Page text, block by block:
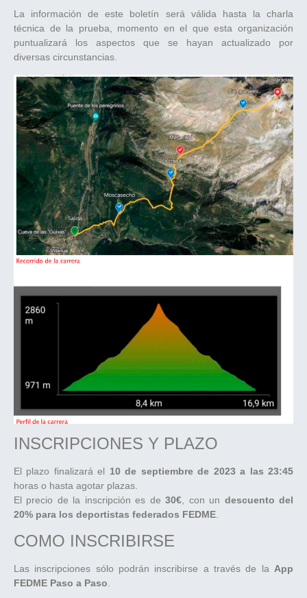
La información de este boletín será válida hasta la charla
técnica de la prueba, momento en el que esta organización
puntualizará los aspectos que se hayan actualizado por
diversas circunstancias.
INSCRIPCIONES Y PLAZO
El plazo finalizará el 10 de septiembre de 2023 a las 23:45
horas o hasta agotar plazas.
El precio de la inscripción es de30€ , con un descuento del
20% para los deportistas federados FEDME
COMO INSCRIBIRSE
Las inscripciones sólo podrán inscribirse a través de la App
FEDME Paso a Paso